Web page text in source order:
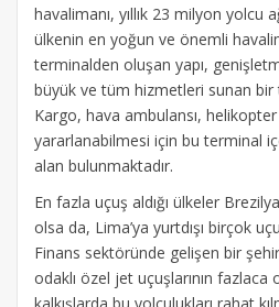
havalimanı, yıllık 23 milyon yolcu
ülkenin en yoğun ve önemli
terminalden oluşan yapı,
büyük ve tüm hizmetleri sunan bir
Kargo, hava ambulansı,
yararlanabilmesi için bu terminal
alan bulunmaktadır.
En fazla uçuş aldığı ülkeler
olsa da, Lima’ya yurtdışı birçok
Finans sektöründe gelişen bir
odaklı özel jet uçuşlarının fazlaca
kalkışlarda bu yolculukları rahat